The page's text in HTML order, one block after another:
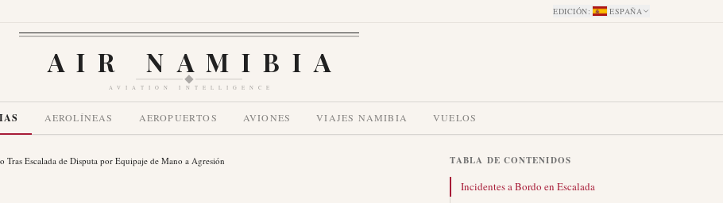
EDICIÓN: ESPAÑA
AIR NAMIBIA
AVIATION INTELLIGENCE
AEROLÍNEAS AEROPUERTOS AVIONES VIAJES NAMIBIA VUELOS
Tras Escalada de Disputa por Equipaje de Mano a Agresión TABLA DE CONTENIDOS
Incidentes a Bordo en Escalada